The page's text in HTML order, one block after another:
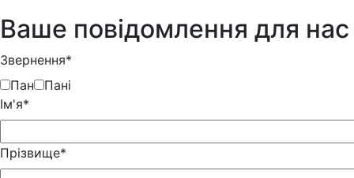
Ваше повідомлення для нас
Звернення*
Пан
Пані
Iм'я*
Прізвище*